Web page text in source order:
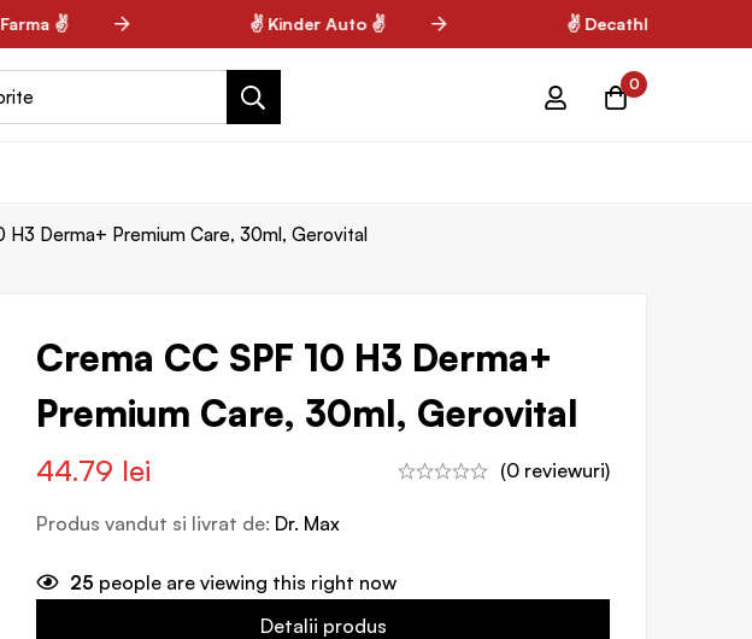
✌ ✌ Kinder Auto ✌ ✌ Decathlon ✌
0
H3 Derma+ Premium Care, 30ml, Gerovital
Crema CC SPF 10 H3 Derma+
Premium Care, 30ml, Gerovital
44.79 lei (0 reviewuri)
Produs vandut si livrat de: Dr. Max
25 people are viewing this right now
Detalii produs